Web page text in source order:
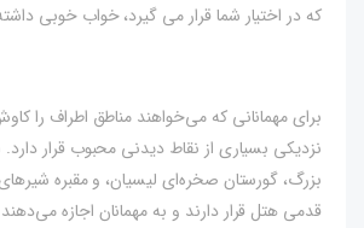
که در اختیار شما قرار می گیرد، خواب خوبی
برای مهمانانی که می‌خواهند مناطق اطراف را
نزدیکی بسیاری از نقاط دیدنی محبوب قرار
بزرگ، گورستان صخره‌ای لیسیان، و مقبره
قدمی هتل قرار دارند و به مهمانان اجازه